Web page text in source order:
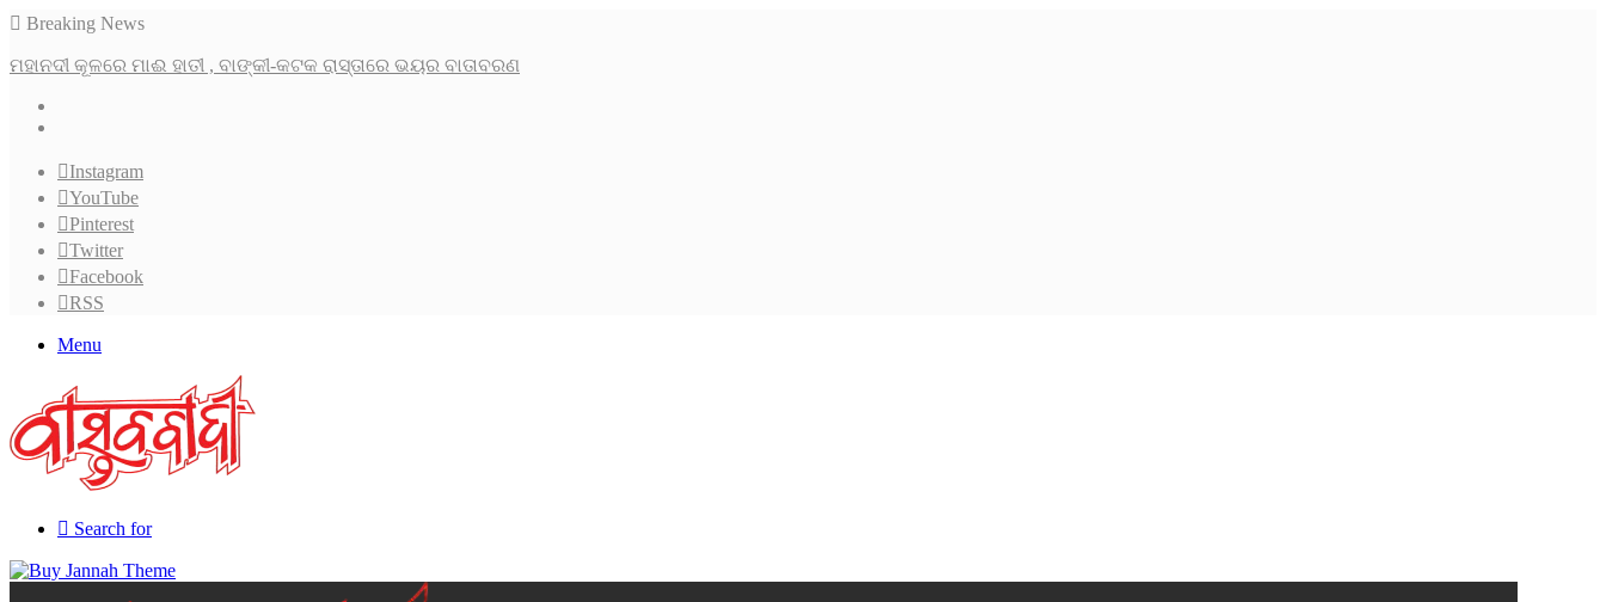
Breaking News
ମହାନଦୀ କୂଳରେ ମାଈ ହାତୀ , ବାଙ୍କୀ-କଟକ ରାସ୍ତାରେ ଭୟର ବାତାବରଣ
Instagram
YouTube
Pinterest
Twitter
Facebook
RSS
Menu
Search for